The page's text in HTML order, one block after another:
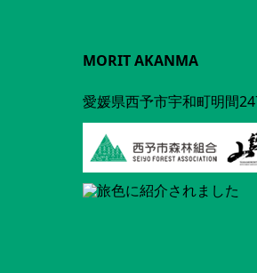
MORIT AKANMA
愛媛県西予市宇和町明間